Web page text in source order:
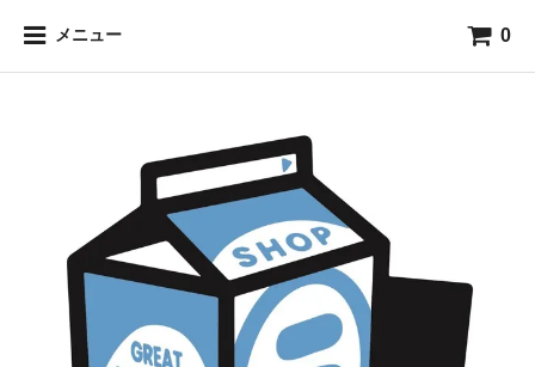
メニュー 0